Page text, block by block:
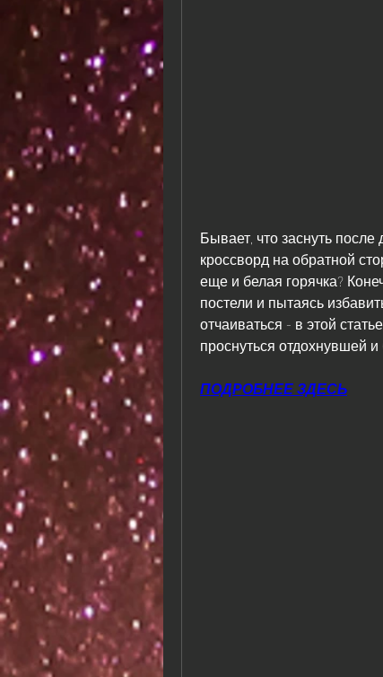
Бывает, что заснуть
кроссворд на обратной
еще и белая горячка?
постели и пытаясь
отчаиваться - в этой
проснуться отдохнувшей
ПОДРОБНЕЕ ЗДЕСЬ